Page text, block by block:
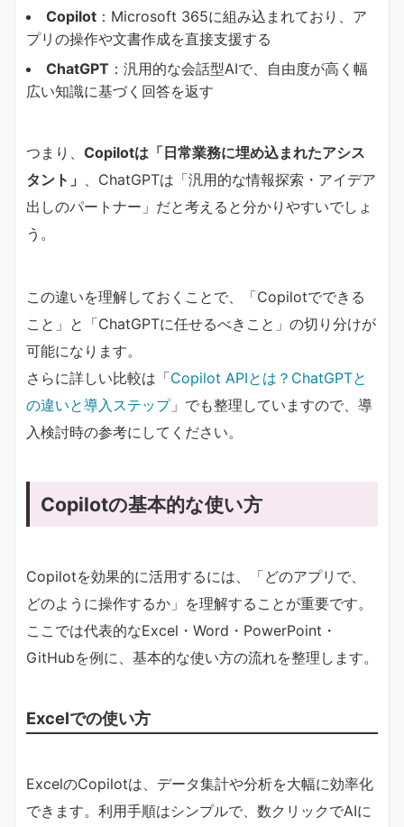
Copilot ：Microsoft 365に組み込まれており、ア
プリの操作や文書作成を直接支援する
ChatGPT ：汎用的な会話型AIで、自由度が高く幅
広い知識に基づく回答を返す
つまり、 Copilotは「日常業務に埋め込まれたアシス
タント」
、ChatGPTは「汎用的な情報探索・アイデア
出しのパートナー」だと考えると分かりやすいでしょ
う。
この違いを理解しておくことで、「Copilotでできる
こと」と「ChatGPTに任せるべきこと」の切り分けが
可能になります。
さらに詳しい比較は「Copilot APIとは？ChatGPTと
の違いと導入ステップ」でも整理していますので、導
入検討時の参考にしてください。
Copilotの基本的な使い方
Copilotを効果的に活用するには、「どのアプリで、
どのように操作するか」を理解することが重要です。
ここでは代表的なExcel・Word・PowerPoint・
GitHubを例に、基本的な使い方の流れを整理します。
Excelでの使い方
ExcelのCopilotは、データ集計や分析を大幅に効率化
できます。利用手順はシンプルで、数クリックでAIに